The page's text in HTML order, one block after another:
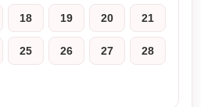
18 19 20 21
25 26 27 28